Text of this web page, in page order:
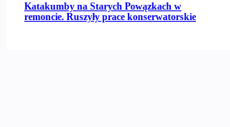
Katakumby na Starych Powązkach w
remoncie. Ruszyły prace konserwatorskie